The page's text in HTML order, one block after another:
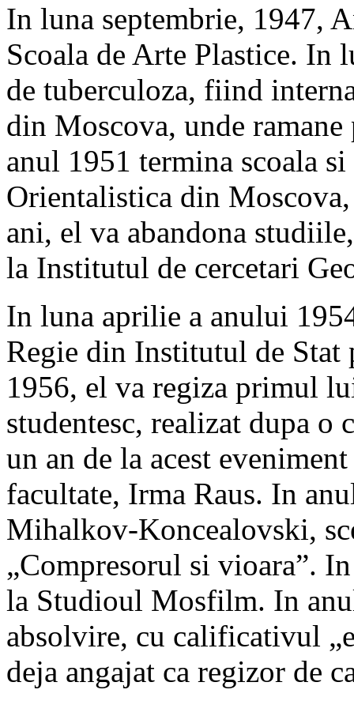
In luna septembrie, 1947,
Scoala de Arte Plastice. In
de tuberculoza, fiind
din Moscova, unde
anul 1951 termina scoala
Orientalistica din
ani, el va abandona
la Institutul de cercetari
In luna aprilie a anului
Regie din Institutul de
1956, el va regiza primul
studentesc, realizat dupa o
un an de la acest
facultate, Irma Raus. In
Mihalkov-Koncealovski,
„Compresorul si vioara”.
la Studioul Mosfilm. In
absolvire, cu calificativul
deja angajat ca regizor de